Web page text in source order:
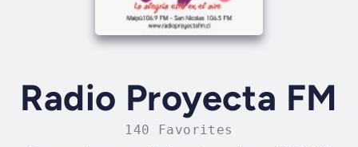
Radio Proyecta FM
140 Favorites